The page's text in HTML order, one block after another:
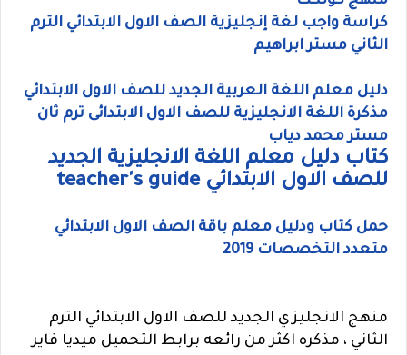
كراسة واجب لغة إنجليزية الصف الاول الابتدائي الترم
الثاني مستر ابراهيم
دليل معلم اللغة العربية الجديد للصف الاول الابتدائي
مذكرة اللغة الانجليزية للصف الاول الابتدائى ترم ثان
مستر محمد دياب
كتاب دليل معلم اللغة الانجليزية الجديد
للصف الاول الابتدائي teacher's guide
حمل كتاب ودليل معلم باقة الصف الاول الابتدائي
متعدد التخصصات 2019
منهج الانجليزي الجديد للصف الاول الابتدائي الترم
الثاني ، مذكره اكثر من رائعه برابط التحميل ميديا فاير